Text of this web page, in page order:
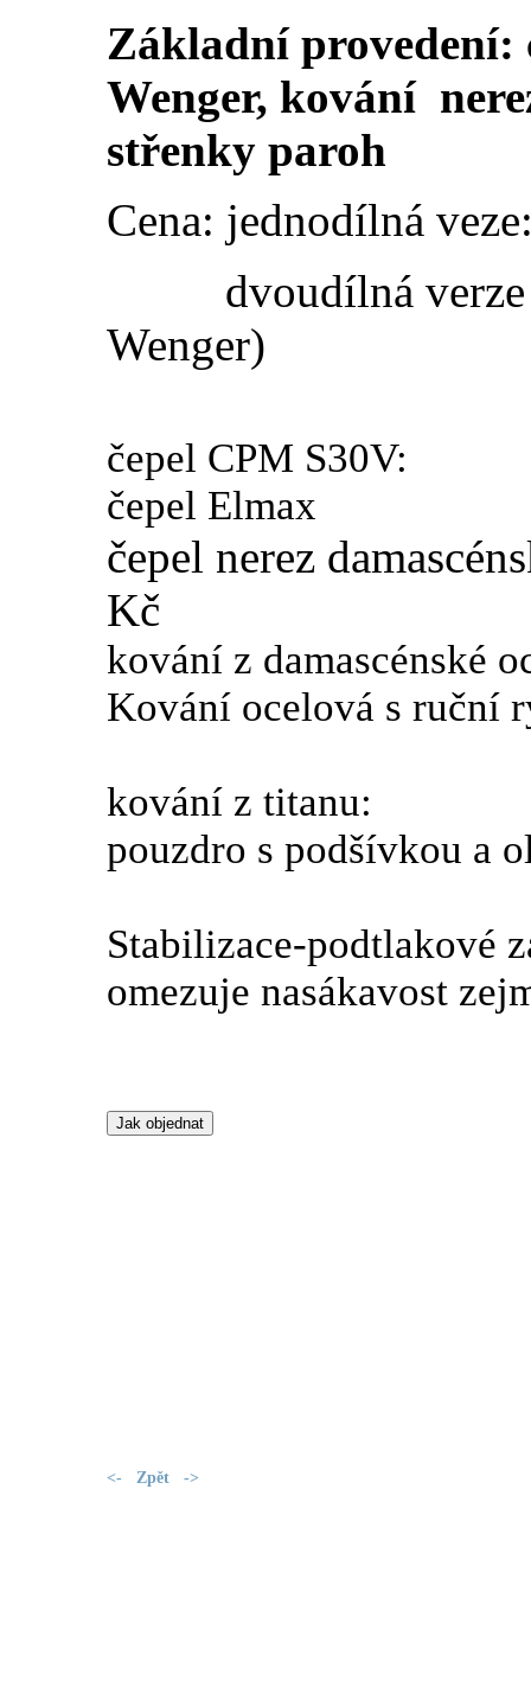
Základní provedení:
Wenger, kování
střenky paroh
Cena: jednodílná
dvoudílná verze
Wenger)
čepel CPM
čepel Elmax
čepel nerez
Kč
kování z
Kování ocelová s
kování z
pouzdro s podšívkou
Stabilizace-podtlakové
omezuje nasákavost
Jak objednat
<- Zpět ->